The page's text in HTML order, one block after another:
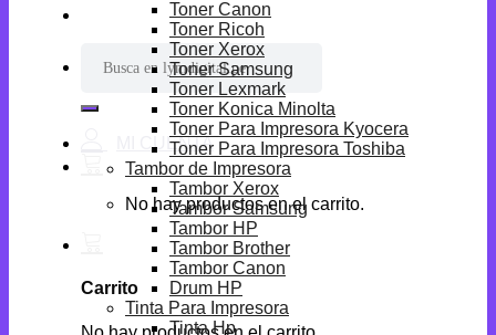
por:
No hay productos en el carrito.
Carrito
Toner Canon
Toner Ricoh
Toner Xerox
Toner Samsung
Toner Lexmark
Toner Konica Minolta
Toner Para Impresora Kyocera
Toner Para Impresora Toshiba
Tambor de Impresora
Tambor Xerox
Tambor Samsung
Tambor HP
Tambor Brother
Tambor Canon
Drum HP
Tinta Para Impresora
Tinta Hp